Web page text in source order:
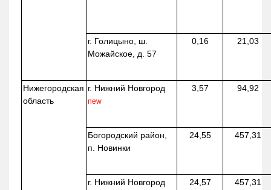
г. Голицыно, ш.
Можайское, д. 57
0,16 21,03
Нижегородская
область
г. Нижний Новгород
new
3,57 94,92
Богородский район,
п. Новинки
24,55 457,31
г. Нижний Новгород 24,57 457,31